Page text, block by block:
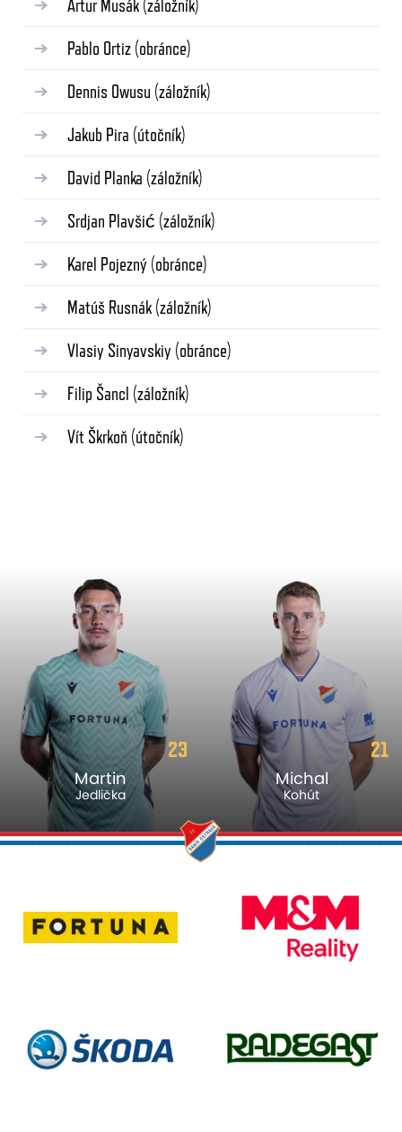
Artur Musák (záložník)
Pablo Ortiz (obránce)
Dennis Owusu (záložník)
Jakub Pira (útočník)
David Planka (záložník)
Srdjan Plavšić (záložník)
Karel Pojezný (obránce)
Matúš Rusnák (záložník)
Vlasiy Sinyavskiy (obránce)
Filip Šancl (záložník)
Vít Škrkoň (útočník)
23
Martin
Jedlička
21
Michal
Kohút